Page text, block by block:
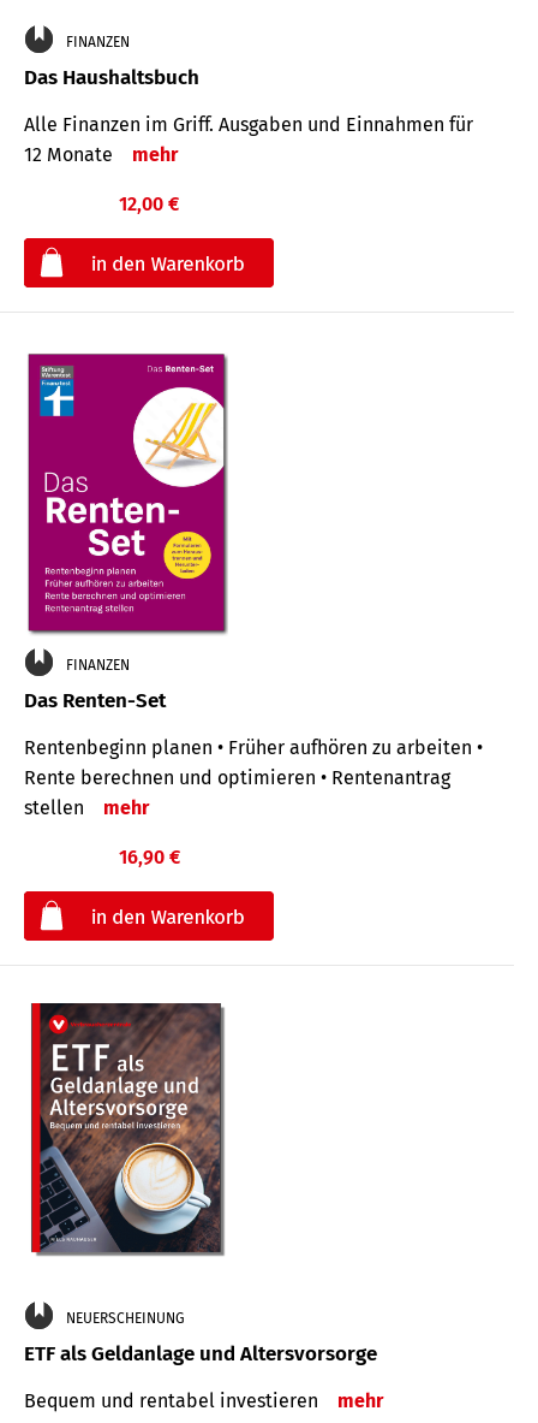
FINANZEN
Das Haushaltsbuch
Alle Finanzen im Griff. Aus­gaben und Ein­nahmen für
12 Monate
mehr
12,00 €
FINANZEN
Das Renten-Set
Rentenbeginn planen • Früher aufhören zu arbeiten •
Rente berechnen und optimieren • Rentenantrag
stellen
mehr
16,90 €
NEUERSCHEINUNG
ETF als Geldanlage und Altersvorsorge
Bequem und rentabel investieren mehr